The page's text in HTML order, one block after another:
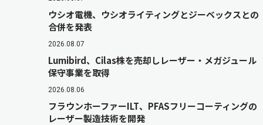
ウシオ電機、ウシオライティングとジーベックスとの
合併を発表
2026.08.07
Lumibird、Cilas株を売却しレーザー・メガジュール
保守事業を取得
2026.08.06
フラウンホーファーILT、PFASフリーコーティングの
レーザー製造技術を開発